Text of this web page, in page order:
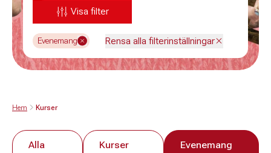
Visa filter
Evenemang Rensa alla filterinställningar
Hem Kurser
Alla
Kurser
Evenemang